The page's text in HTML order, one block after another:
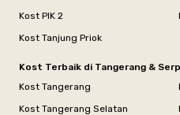
Kost PIK 2
Kost Tanjung Priok
Kost Terbaik di Tangerang &
Kost Tangerang
Kost Tangerang Selatan